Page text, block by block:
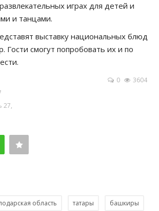
играх для детей и
и танцами.
выставку национальных блюд
Гости смогут попробовать их и по
27,
0 3604
область татары башкиры